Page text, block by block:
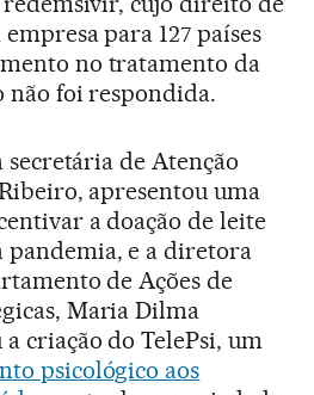
para 127 países
no tratamento da
não foi respondida.
de Atenção
apresentou uma
a doação de leite
e a diretora
de Ações de
Maria Dilma
criação do TelePsi, um
psicológico aos